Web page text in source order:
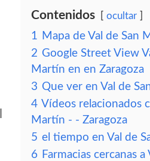
Contenidos ocultar
1 Mapa de Val de San
2 Google Street View
Martín en en Zaragoza
3 Que ver en Val de
4 Vídeos relacionados
Martín - - Zaragoza
5 el tiempo en Val de
6 Farmacias cercanas a